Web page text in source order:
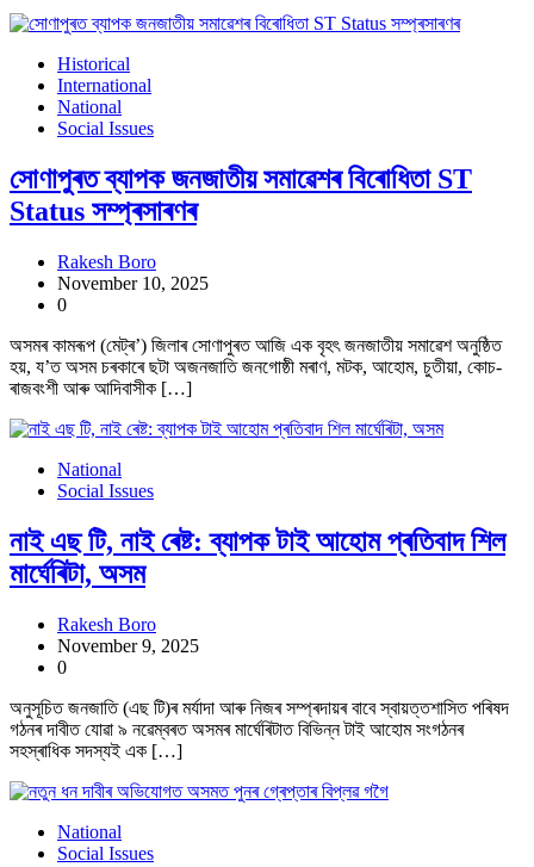
Historical
International
National
Social Issues
সোণাপুৰত ব্যাপক জনজাতীয় সমাৱেশৰ বিৰোধিতা ST
Status সম্প্ৰসাৰণৰ
Rakesh Boro
November 10, 2025
0
অসমৰ কামৰূপ (মেট্ৰ’) জিলাৰ সোণাপুৰত আজি এক বৃহৎ জনজাতীয় সমাৱেশ অনুষ্ঠিত
হয়, য’ত অসম চৰকাৰে ছটা অজনজাতি জনগোষ্ঠী মৰাণ, মটক, আহোম, চুতীয়া, কোচ-
ৰাজবংশী আৰু আদিবাসীক […]
National
Social Issues
নাই এছ টি, নাই ৰেষ্ট: ব্যাপক টাই আহোম প্ৰতিবাদ শিল
মাৰ্ঘেৰিটা, অসম
Rakesh Boro
November 9, 2025
0
অনুসূচিত জনজাতি (এছ টি)ৰ মৰ্যাদা আৰু নিজৰ সম্প্ৰদায়ৰ বাবে স্বায়ত্তশাসিত পৰিষদ
গঠনৰ দাবীত যোৱা ৯ নৱেম্বৰত অসমৰ মাৰ্ঘেৰিটাত বিভিন্ন টাই আহোম সংগঠনৰ
সহস্ৰাধিক সদস্যই এক […]
National
Social Issues